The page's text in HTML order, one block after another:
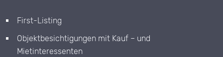
First-Listing
Objektbesichtigungen mit Kauf – und
Mietinteressenten